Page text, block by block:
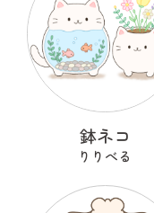
鉢ネコ
りりべる